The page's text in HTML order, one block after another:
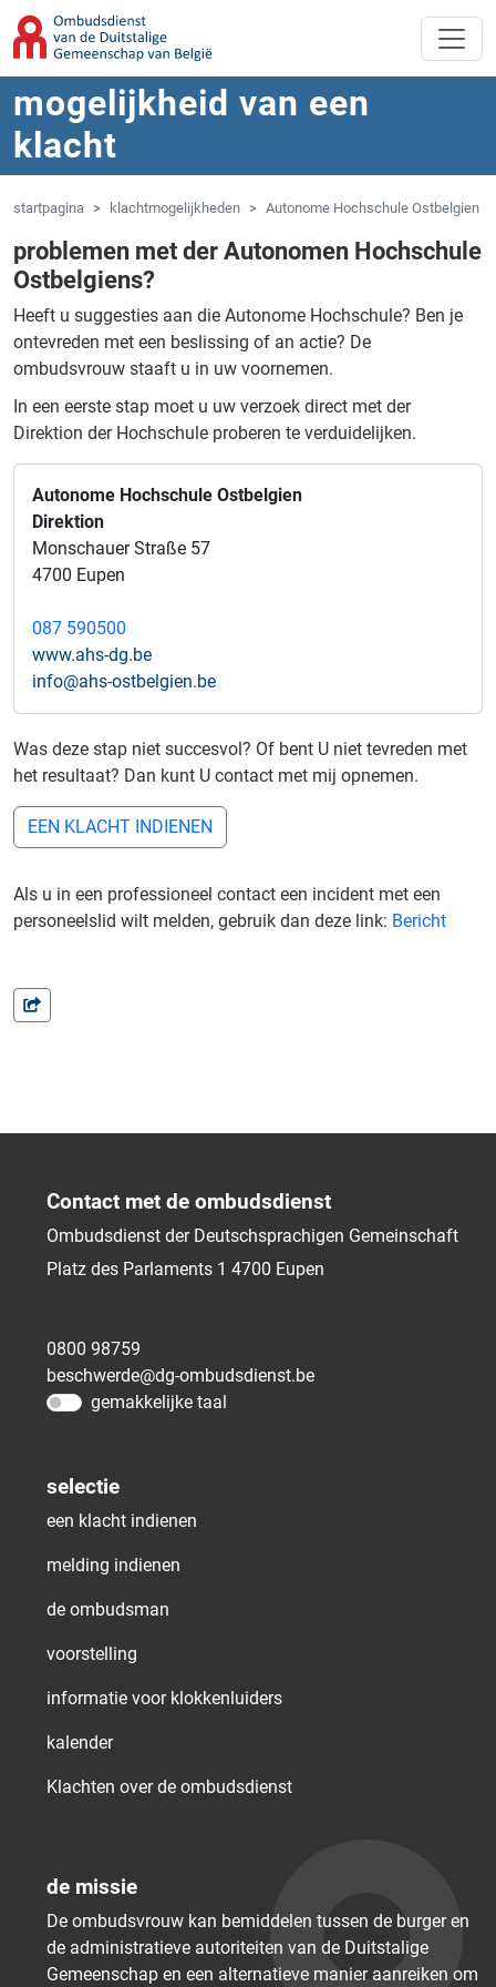
Overslaan naar hoofdinhoud
Spring naar navigatie
mogelijkheid van een
klacht
startpagina klachtmogelijkheden Autonome Hochschule Ostbelgien
problemen met der Autonomen Hochschule
Ostbelgiens?
Heeft u suggesties aan die Autonome Hochschule? Ben je
ontevreden met een beslissing of an actie? De
ombudsvrouw staaft u in uw voornemen.
In een eerste stap moet u uw verzoek direct met der
Direktion der Hochschule proberen te verduidelijken.
Autonome Hochschule Ostbelgien
Direktion
Monschauer Straße 57
4700 Eupen
087 590500
www.ahs-dg.be
info@ahs-ostbelgien.be
Was deze stap niet succesvol? Of bent U niet tevreden met
het resultaat? Dan kunt U contact met mij opnemen.
EEN KLACHT INDIENEN
Als u in een professioneel contact een incident met een
personeelslid wilt melden, gebruik dan deze link: Bericht
Contact met de ombudsdienst
Ombudsdienst der Deutschsprachigen Gemeinschaft
Platz des Parlaments 1 4700 Eupen
0800 98759
beschwerde@dg-ombudsdienst.be
gemakkelijke taal
selectie
een klacht indienen
melding indienen
de ombudsman
voorstelling
informatie voor klokkenluiders
kalender
Klachten over de ombudsdienst
de missie
De ombudsvrouw kan bemiddelen tussen de burger en
de administratieve autoriteiten van de Duitstalige
Gemeenschap en een alternatieve manier aanreiken om